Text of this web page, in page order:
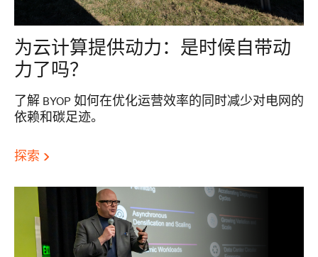
为云计算提供动力：是时候自带动
力了吗？
了解 BYOP 如何在优化运营效率的同时减少对电网的
依赖和碳足迹。
探索